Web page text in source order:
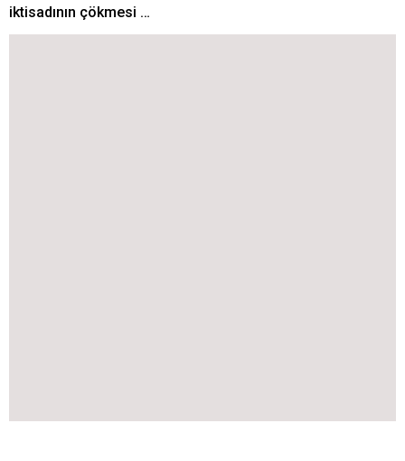
iktisadının çökmesi …